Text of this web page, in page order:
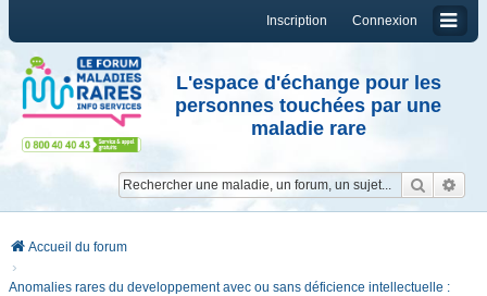
Connexion
Inscription
L'espace d'échange pour les
personnes touchées par une
maladie rare
Accueil du forum
Anomalies rares du developpement avec ou sans déficience intellectuelle :